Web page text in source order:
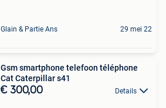
Glain & Partie Ans 29 mei 22
Gsm smartphone telefoon téléphone
Cat Caterpillar s41
€ 300,00 Details